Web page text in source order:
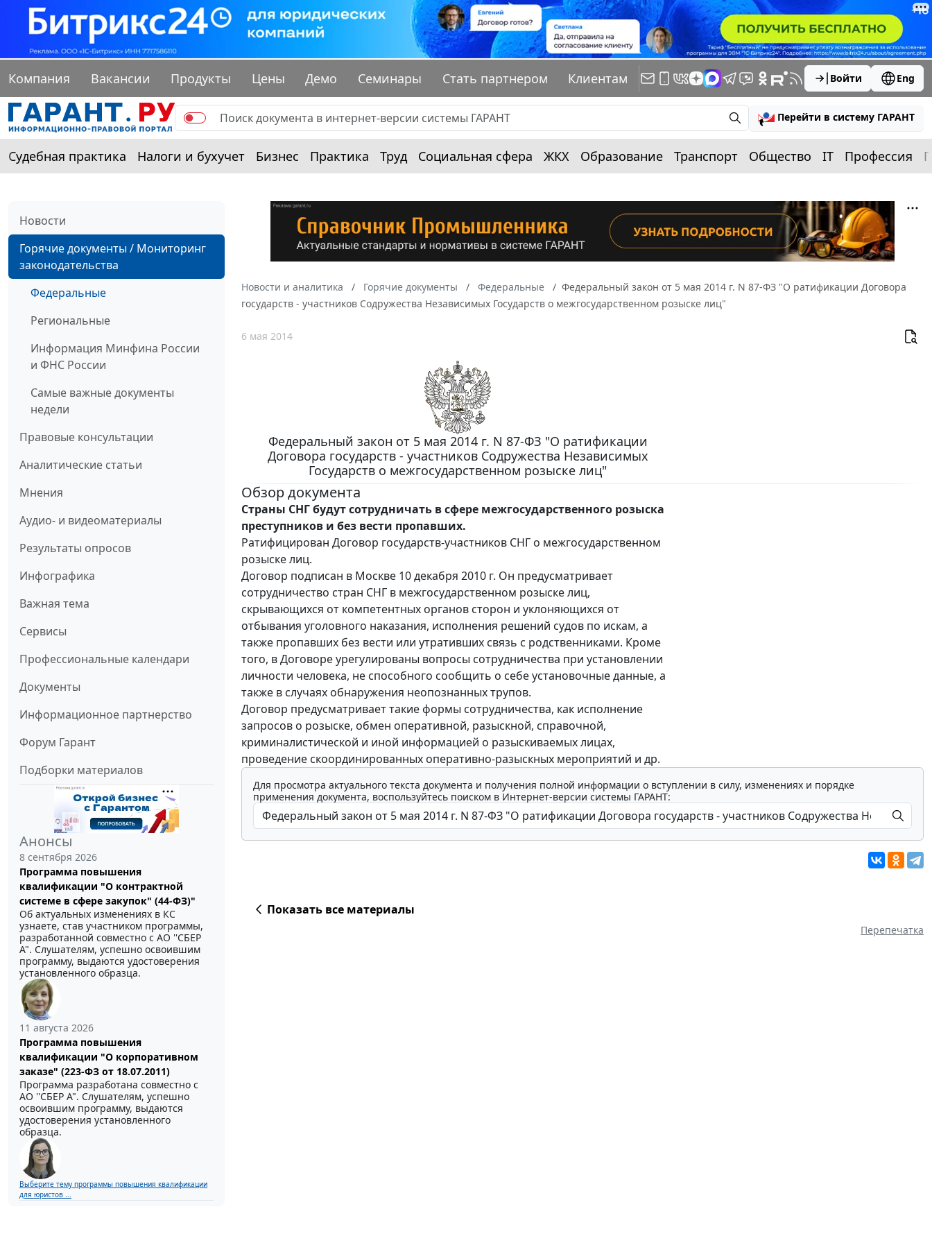
Компания Вакансии Продукты Цены Демо Семинары Стать партнером Клиентам Войти Eng
Перейти в систему ГАРАНТ
Судебная практика Налоги и бухучет Бизнес Практика Труд Социальная сфера ЖКХ Образование Транспорт Общество IT Профессия
Новости
Горячие документы / Мониторинг
законодательства
Федеральные
Региональные
Информация Минфина России
и ФНС России
Самые важные документы
недели
Правовые консультации
Аналитические статьи
Мнения
Аудио- и видеоматериалы
Результаты опросов
Инфографика
Важная тема
Сервисы
Профессиональные календари
Документы
Информационное партнерство
Форум Гарант
Подборки материалов
Анонсы
8 сентября 2026
Программа повышения
квалификации "О контрактной
системе в сфере закупок" (44-ФЗ)"
Об актуальных изменениях в КС
узнаете, став участником программы,
разработанной совместно с АО ''СБЕР
А". Слушателям, успешно освоившим
программу, выдаются удостоверения
установленного образца.
11 августа 2026
Программа повышения
квалификации "О корпоративном
заказе" (223-ФЗ от 18.07.2011)
Программа разработана совместно с
АО ''СБЕР А". Слушателям, успешно
освоившим программу, выдаются
удостоверения установленного
образца.
Выберите тему программы повышения квалификации
для юристов ...
Новости и аналитика Горячие документы Федеральные
Федеральный закон от 5 мая 2014 г. N 87-ФЗ "О ратификации Договора
государств - участников Содружества Независимых Государств о межгосударственном розыске лиц"
6 мая 2014
Федеральный закон от 5 мая 2014 г. N 87-ФЗ "О ратификации
Договора государств - участников Содружества Независимых
Государств о межгосударственном розыске лиц"
Обзор документа
Страны СНГ будут сотрудничать в сфере межгосударственного розыска
преступников и без вести пропавших.
Ратифицирован Договор государств-участников СНГ о межгосударственном
розыске лиц.
Договор подписан в Москве 10 декабря 2010 г. Он предусматривает
сотрудничество стран СНГ в межгосударственном розыске лиц,
скрывающихся от компетентных органов сторон и уклоняющихся от
отбывания уголовного наказания, исполнения решений судов по искам, а
также пропавших без вести или утративших связь с родственниками. Кроме
того, в Договоре урегулированы вопросы сотрудничества при установлении
личности человека, не способного сообщить о себе установочные данные, а
также в случаях обнаружения неопознанных трупов.
Договор предусматривает такие формы сотрудничества, как исполнение
запросов о розыске, обмен оперативной, разыскной, справочной,
криминалистической и иной информацией о разыскиваемых лицах,
проведение скоординированных оперативно-разыскных мероприятий и др.
Для просмотра актуального текста документа и получения полной информации о вступлении в силу, изменениях и порядке
применения документа, воспользуйтесь поиском в Интернет-версии системы ГАРАНТ:
Показать все материалы
Перепечатка